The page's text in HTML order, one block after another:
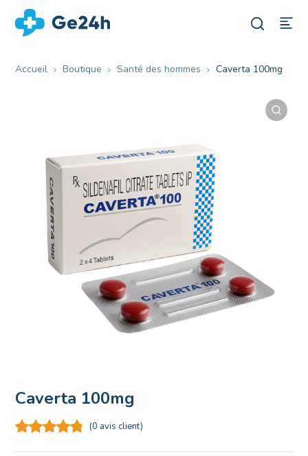
Accueil Boutique Santé des hommes Caverta 100mg
Caverta 100mg
(0 avis client)